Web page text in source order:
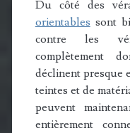
Du côté des
orientables sont
contre les
complètement
déclinent presque
teintes et de
peuvent
entièrement